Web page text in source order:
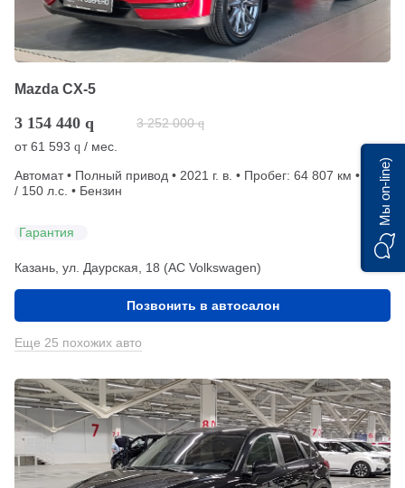
Mazda CX-5
3 154 440 q 3 252 000 q
от61 593 q / мес.
Автомат • Полный привод • 2021 г. в. • Пробег: 64 807 км • 2 л.
/ 150 л.с. • Бензин
Гарантия
Казань, ул. Даурская, 18 (АС Volkswagen)
Позвонить в автосалон
Еще 25 похожих авто
Мы on-line)